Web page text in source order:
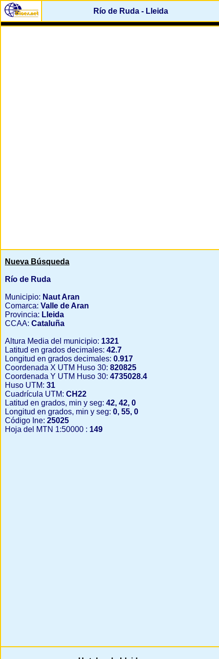
Río de Ruda - Lleida
Nueva Búsqueda
Río de Ruda
Municipio: Naut Aran
Comarca: Valle de Aran
Provincia: Lleida
CCAA: Cataluña
Altura Media del municipio: 1321
Latitud en grados decimales: 42.7
Longitud en grados decimales: 0.917
Coordenada X UTM Huso 30: 820825
Coordenada Y UTM Huso 30: 4735028.4
Huso UTM: 31
Cuadrícula UTM: CH22
Latitud en grados, min y seg: 42, 42, 0
Longitud en grados, min y seg: 0, 55, 0
Código Ine: 25025
Hoja del MTN 1:50000 : 149